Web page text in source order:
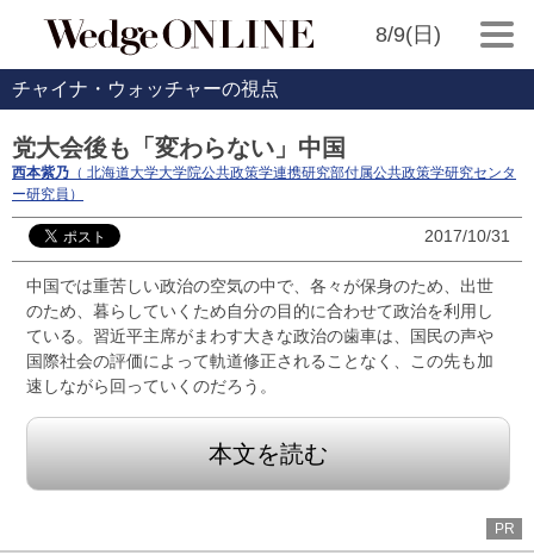
8/9(日)
チャイナ・ウォッチャーの視点
党大会後も「変わらない」中国
西本紫乃 （ 北海道大学大学院公共政策学連携研究部付属公共政策学研究センタ
ー研究員）
2017/10/31
中国では重苦しい政治の空気の中で、各々が保身のため、出世
のため、暮らしていくため自分の目的に合わせて政治を利用し
ている。習近平主席がまわす大きな政治の歯車は、国民の声や
国際社会の評価によって軌道修正されることなく、この先も加
速しながら回っていくのだろう。
本文を読む
PR